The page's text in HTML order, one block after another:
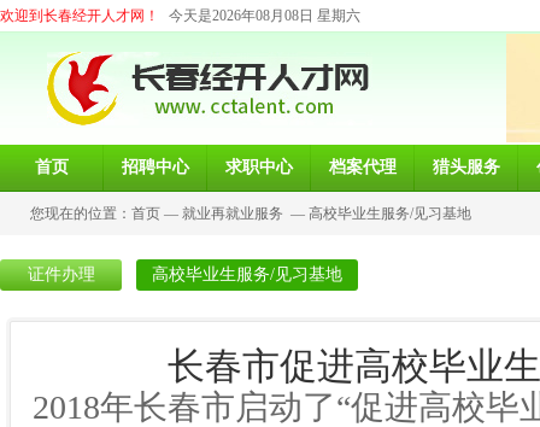
欢迎到长春经开人才网！ 今天是2026年08月08日 星期六
首页 招聘中心 求职中心 档案代理 猎头服务
您现在的位置： 首页 — 就业再就业服务 — 高校毕业生服务/见习基地
证件办理 高校毕业生服务/见习基地
长春市促进高校毕业
2018年长春市启动了“促进高校